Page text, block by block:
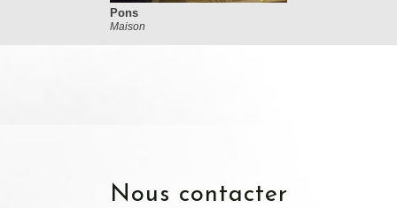
Pons
Maison
nous contacter